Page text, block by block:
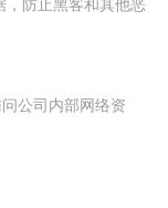
公司内部网络资